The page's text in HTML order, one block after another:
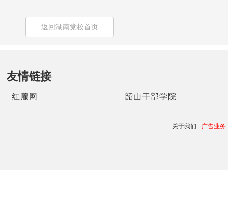
返回湖南党校首页
友情链接
红麓网 韶山干部学院
关于我们 - 广告业务